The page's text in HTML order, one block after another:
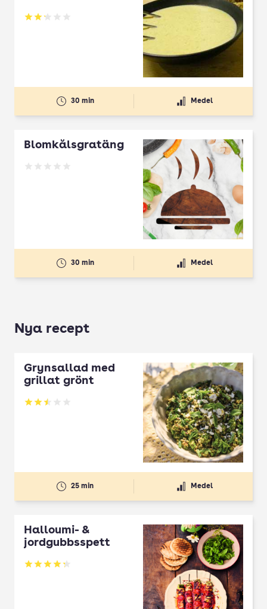
Betyg: 2.2 av 5
30 min Medel
Blomkålsgratäng
Betyg: 0 av 5
30 min Medel
Nya recept
Grynsallad med
grillat grönt
Betyg: 2.5 av 5
25 min Medel
Halloumi- &
jordgubbsspett
Betyg: 4.3 av 5